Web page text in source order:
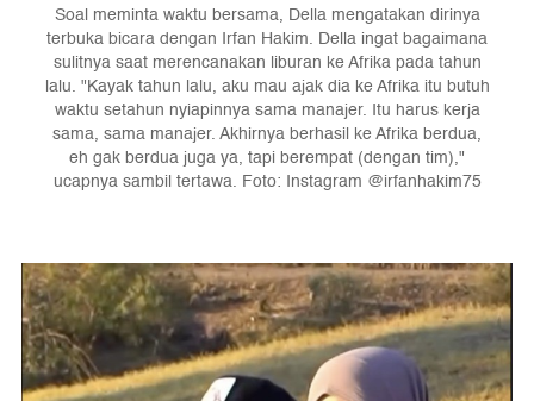
Soal meminta waktu bersama, Della mengatakan dirinya
terbuka bicara dengan Irfan Hakim. Della ingat bagaimana
sulitnya saat merencanakan liburan ke Afrika pada tahun
lalu. "Kayak tahun lalu, aku mau ajak dia ke Afrika itu butuh
waktu setahun nyiapinnya sama manajer. Itu harus kerja
sama, sama manajer. Akhirnya berhasil ke Afrika berdua,
eh gak berdua juga ya, tapi berempat (dengan tim),"
ucapnya sambil tertawa. Foto: Instagram @irfanhakim75